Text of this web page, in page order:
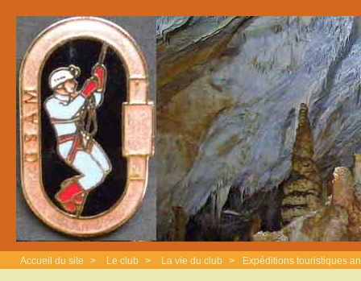
Accueil du site > Le club > La vie du club > Expéditions touristiques